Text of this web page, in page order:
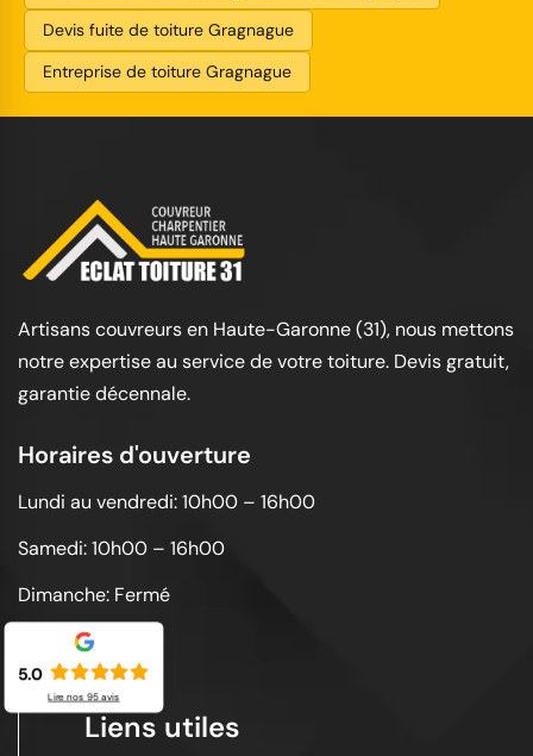
Devis fuite de toiture Gragnague
Entreprise de toiture Gragnague
Artisans couvreurs en Haute-Garonne (31), nous mettons
notre expertise au service de votre toiture. Devis gratuit,
garantie décennale.
Horaires d'ouverture
Lundi au vendredi: 10h00 – 16h00
Samedi: 10h00 – 16h00
Dimanche: Fermé
Liens utiles
5.0
Lire nos 95avis